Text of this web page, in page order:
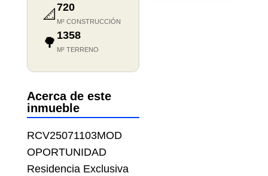
📐 720
M² CONSTRUCCIÓN
🌳 1358
M² TERRENO
Acerca de este
inmueble
RCV25071103MOD
OPORTUNIDAD
Residencia Exclusiva